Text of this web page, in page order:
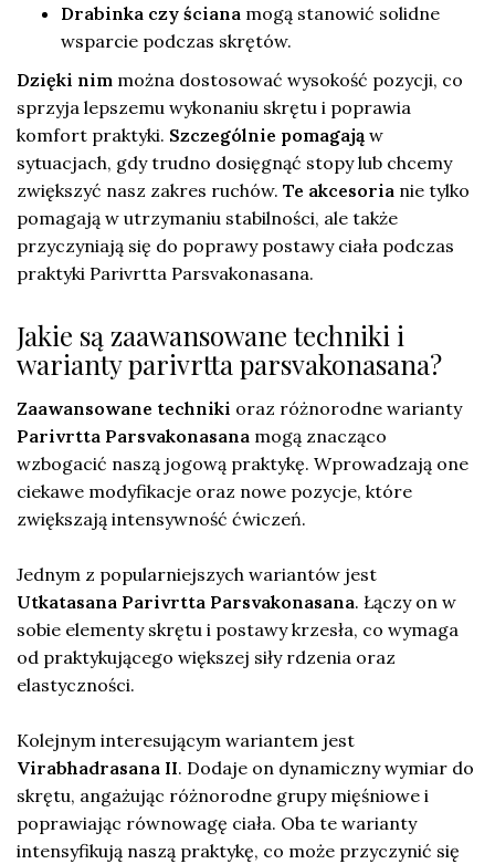
Drabinka czy ściana mogą stanowić solidne
wsparcie podczas skrętów.
Dzięki nim można dostosować wysokość pozycji, co
sprzyja lepszemu wykonaniu skrętu i poprawia
komfort praktyki. Szczególnie pomagają w
sytuacjach, gdy trudno dosięgnąć stopy lub chcemy
zwiększyć nasz zakres ruchów. Te akcesoria nie tylko
pomagają w utrzymaniu stabilności, ale także
przyczyniają się do poprawy postawy ciała podczas
praktyki Parivrtta Parsvakonasana.
Jakie są zaawansowane techniki i
warianty parivrtta parsvakonasana?
Zaawansowane techniki oraz różnorodne warianty
Parivrtta Parsvakonasana mogą znacząco
wzbogacić naszą jogową praktykę. Wprowadzają one
ciekawe modyfikacje oraz nowe pozycje, które
zwiększają intensywność ćwiczeń.
Jednym z popularniejszych wariantów jest
Utkatasana Parivrtta Parsvakonasana. Łączy on w
sobie elementy skrętu i postawy krzesła, co wymaga
od praktykującego większej siły rdzenia oraz
elastyczności.
Kolejnym interesującym wariantem jest
Virabhadrasana II. Dodaje on dynamiczny wymiar do
skrętu, angażując różnorodne grupy mięśniowe i
poprawiając równowagę ciała. Oba te warianty
intensyfikują naszą praktykę, co może przyczynić się